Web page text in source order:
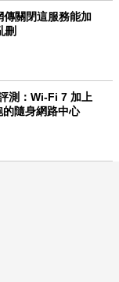
關閉這服務能加
刪
測：Wi-Fi 7 加上
隨身網路中心